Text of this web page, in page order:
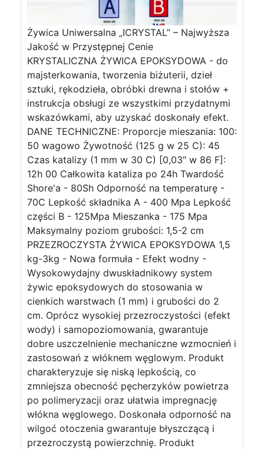
Żywica Uniwersalna „ICRYSTAL” – Najwyższa
Jakość w Przystępnej Cenie
KRYSTALICZNA ŻYWICA EPOKSYDOWA - do
majsterkowania, tworzenia biżuterii, dzieł
sztuki, rękodzieła, obróbki drewna i stołów +
instrukcja obsługi ze wszystkimi przydatnymi
wskazówkami, aby uzyskać doskonały efekt.
DANE TECHNICZNE: Proporcje mieszania: 100:
50 wagowo Żywotność (125 g w 25 C): 45
Czas katalizy (1 mm w 30 C) [0,03″ w 86 F]:
12h 00 Całkowita kataliza po 24h Twardość
Shore'a - 80Sh Odporność na temperaturę -
70C Lepkość składnika A - 400 Mpa Lepkość
części B - 125Mpa Mieszanka - 175 Mpa
Maksymalny poziom grubości: 1,5-2 cm
PRZEZROCZYSTA ŻYWICA EPOKSYDOWA 1,5
kg-3kg - Nowa formuła - Efekt wodny -
Wysokowydajny dwuskładnikowy system
żywic epoksydowych do stosowania w
cienkich warstwach (1 mm) i grubości do 2
cm. Oprócz wysokiej przezroczystości (efekt
wody) i samopoziomowania, gwarantuje
dobre uszczelnienie mechaniczne wzmocnień i
zastosowań z włóknem węglowym. Produkt
charakteryzuje się niską lepkością, co
zmniejsza obecność pęcherzyków powietrza
po polimeryzacji oraz ułatwia impregnację
włókna węglowego. Doskonała odporność na
wilgoć otoczenia gwarantuje błyszczącą i
przezroczystą powierzchnię. Produkt